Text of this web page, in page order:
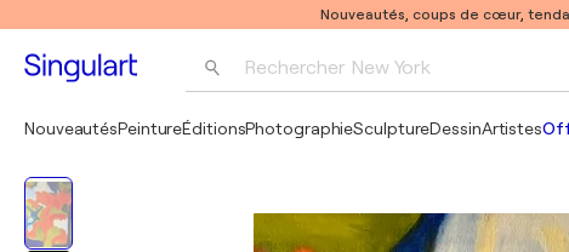
Nouveautés, coups de cœur,
Rechercher New York
Pablo Picasso
NouveautésPeintureÉditionsPhotographieSculptureDessinArtistes